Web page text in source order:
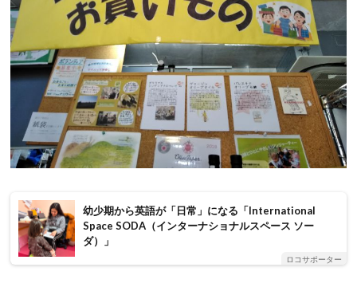
幼少期から英語が「日常」になる「International
Space SODA（インターナショナルスペース ソー
ダ）」
ロコサポーター